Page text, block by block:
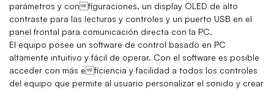
parámetros y configuraciones, un display OLED de alto
contraste para las lecturas y controles y un puerto USB en el
panel frontal para comunicación directa con la PC.
El equipo posee un software de control basado en PC
altamente intuitivo y fácil de operar. Con el software es posible
acceder con más eficiencia y facilidad a todos los controles
del equipo que permite al usuario personalizar el sonido y crear